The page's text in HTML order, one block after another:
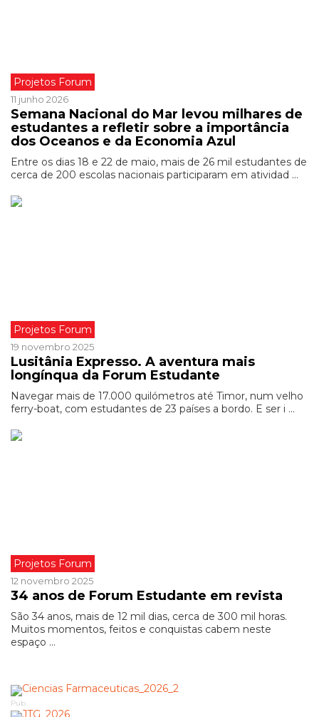
Projetos Forum
11 junho 2026
Semana Nacional do Mar levou milhares de
estudantes a refletir sobre a importância
dos Oceanos e da Economia Azul
Entre os dias 18 e 22 de maio, mais de 26 mil estudantes de
cerca de 200 escolas nacionais participaram em atividad ...
Projetos Forum
19 novembro 2025
Lusitânia Expresso. A aventura mais
longínqua da Forum Estudante
Navegar mais de 17.000 quilómetros até Timor, num velho
ferry-boat, com estudantes de 23 países a bordo. E ser i ...
Projetos Forum
12 novembro 2025
34 anos de Forum Estudante em revista
São 34 anos, mais de 12 mil dias, cerca de 300 mil horas.
Muitos momentos, feitos e conquistas cabem neste
espaço ...
Pub